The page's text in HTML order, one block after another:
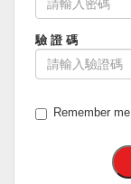
驗 證 碼
Remember me